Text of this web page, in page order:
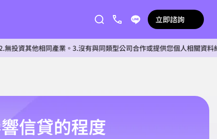
立即諮詢
同產業。3.沒有與同類型公司合作或提供您個人相關資料給任何單
信貸的程度